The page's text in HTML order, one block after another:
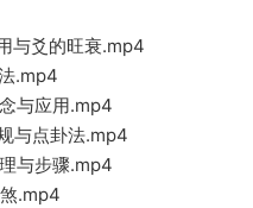
与爻的旺衰.mp4
.mp4
与应用.mp4
与点卦法.mp4
与步骤.mp4
.mp4